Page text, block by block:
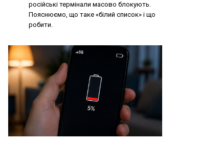
російські термінали масово блокують.
Пояснюємо, що таке «білий список» і що
робити.